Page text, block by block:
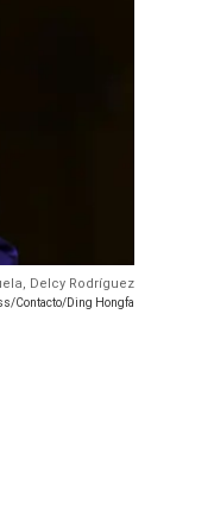
Delcy Rodríguez
Contacto/Ding Hongfa